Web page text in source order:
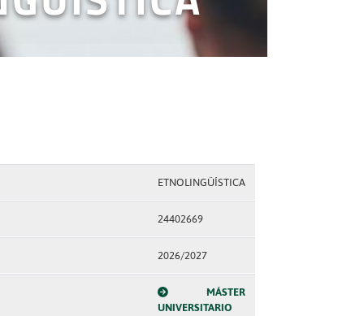
ETNOLINGÜÍSTICA
24402669
2026/2027
MÁSTER
UNIVERSITARIO